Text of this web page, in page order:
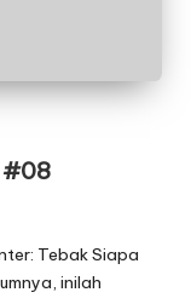
#08
Tebak Siapa
inilah